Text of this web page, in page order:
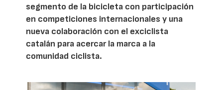
segmento de la bicicleta con participación
en competiciones internacionales y una
nueva colaboración con el exciclista
catalán para acercar la marca a la
comunidad ciclista.